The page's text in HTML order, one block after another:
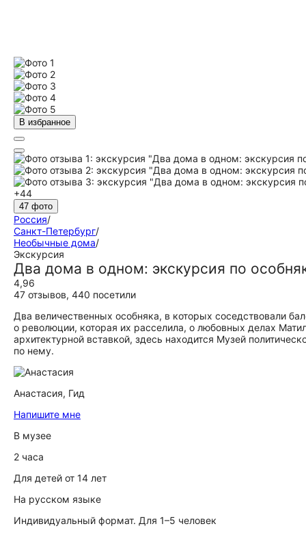
В избранное
+44
47 фото
Россия/
Санкт-Петербург/
Необычные дома/
Экскурсия
Два дома в одном: экскурсия по
4,96
47 отзывов, 440 посетили
Два величественных особняка, в которых соседствовали
о революции, которая их расселила, о любовных делах
архитектурной вставкой, здесь находится Музей
по нему.
Анастасия, Гид
Напишите мне
В музее
2 часа
Для детей от 14 лет
На русском языке
Индивидуальный формат. Для 1–5 человек